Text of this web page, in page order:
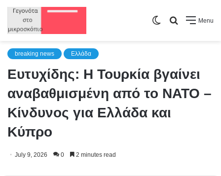
Menu
Search
Switch
breaking news Ελλάδα
Ευτυχίδης: Η Τουρκία βγαίνει
αναβαθμισμένη από το ΝΑΤΟ –
Κίνδυνος για Ελλάδα και
Κύπρο
July 9, 2026 0 2 minutes read